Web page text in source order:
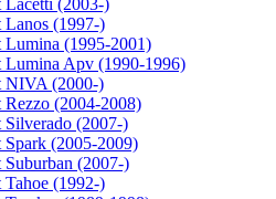
Lacetti (2003-)
Lanos (1997-)
Lumina (1995-2001)
Lumina Apv (1990-1996)
NIVA (2000-)
Rezzo (2004-2008)
Silverado (2007-)
Spark (2005-2009)
Suburban (2007-)
(1992-)